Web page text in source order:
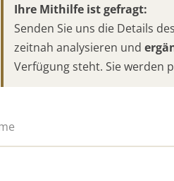
Ihre Mithilfe ist gefragt:
Senden Sie uns die Details
zeitnah analysieren und
Verfügung steht. Sie werden